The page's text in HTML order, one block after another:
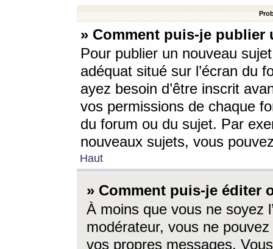
» Comment puis-je
Pour publier un nouveau
adéquat situé sur l’écran du
ayez besoin d’être inscrit
vos permissions de chaque
du forum ou du sujet. Par
nouveaux sujets, vous
Haut
» Comment puis-je éditer
À moins que vous ne soyez
modérateur, vous ne
vos propres messages.